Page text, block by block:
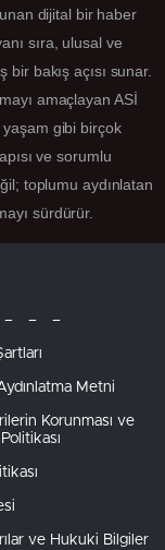
dijital bir haber
sıra, ulusal ve
bakış açısı sunar.
amaçlayan ASİ
gibi birçok
ve sorumlu
toplumu aydınlatan
sürdürür.
– –
Metni
Korunması ve
ve Hukuki Bilgiler